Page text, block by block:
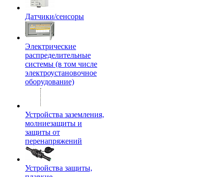
Датчики/сенсоры
Электрические
распределительные
системы (в том числе
электроустановочное
оборудование)
Устройства заземления,
молниезащиты и
защиты от
перенапряжений
Устройства защиты,